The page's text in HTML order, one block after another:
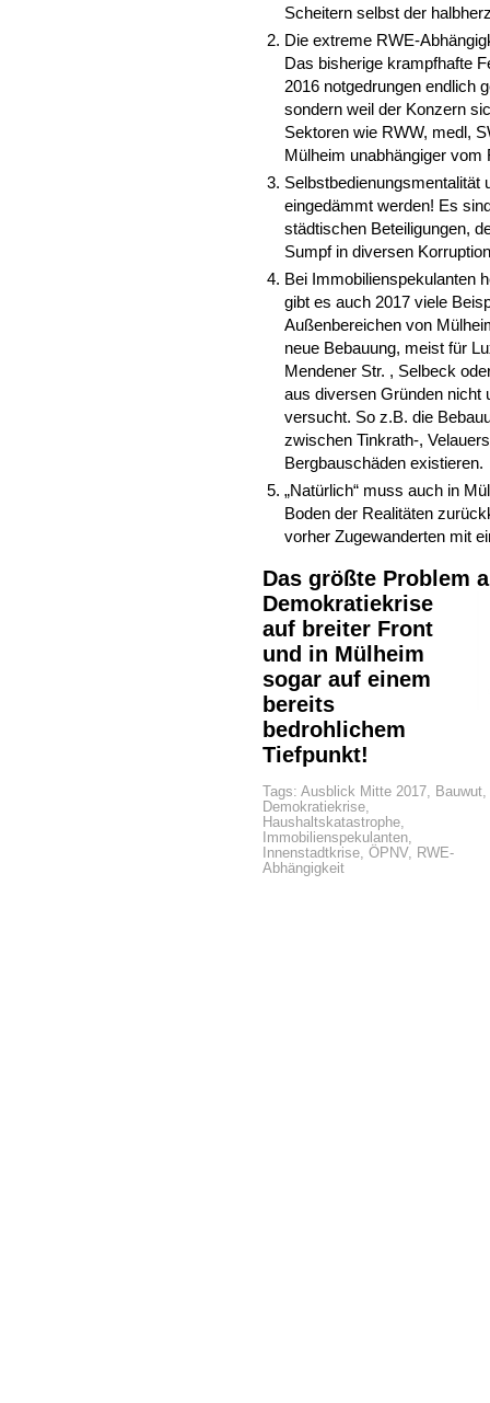
Scheitern selbst der
Die extreme RWE-
Das bisherige krampfhafte
2016 notgedrungen endlich
sondern weil der Konzern
Sektoren wie RWW, medl,
Mülheim unabhängiger vom
eingedämmt werden! Es
städtischen Beteiligungen,
Sumpf in diversen
Bei Immobilienspekulanten
gibt es auch 2017 viele
Außenbereichen von
neue Bebauung, meist für
Mendener Str. , Selbeck
aus diversen Gründen nicht
versucht. So z.B. die
zwischen Tinkrath-,
Bergbauschäden existieren.
„Natürlich“ muss auch in
Boden der Realitäten
vorher Zugewanderten mit
Das größte Problem
Demokratiekrise
auf breiter Front
und in Mülheim
sogar auf einem
bereits
bedrohlichem
Tiefpunkt!
Tags: Ausblick Mitte 2017, Bauwut,
Demokratiekrise,
Haushaltskatastrophe,
Immobilienspekulanten,
Innenstadtkrise, ÖPNV, RWE-
Abhängigkeit